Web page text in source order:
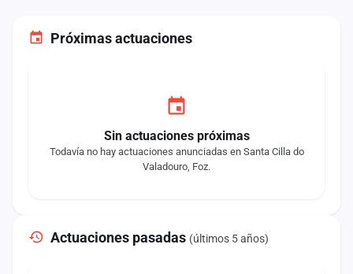
Próximas actuaciones
Sin actuaciones próximas
Todavía no hay actuaciones anunciadas en Santa Cilla do
Valadouro, Foz.
Actuaciones pasadas (últimos 5 años)